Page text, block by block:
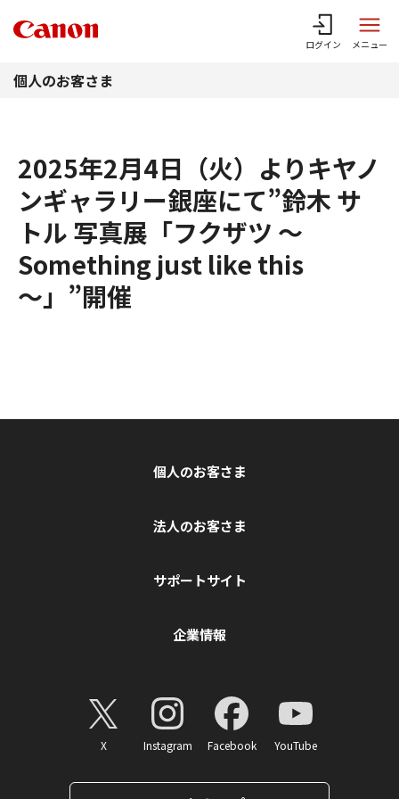
ログイン メニュー
個人のお客さま
2025年2月4日（火）よりキヤノ
ンギャラリー銀座にて”鈴木 サ
トル 写真展「フクザツ ～
Something just like this
～」”開催
個人のお客さま
法人のお客さま
サポートサイト
企業情報
X Instagram Facebook YouTube